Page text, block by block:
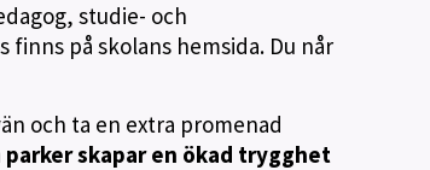
studie- och
på skolans hemsida. Du når
och ta en extra promenad
skapar en ökad trygghet